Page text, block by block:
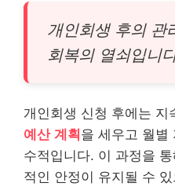
개인회생 후의 관
회복의 열쇠입니
개인회생 신청 후에는 지
예산 계획 을 세우고 월별
수적입니다. 이 과정을
적인 안정이 유지될 수